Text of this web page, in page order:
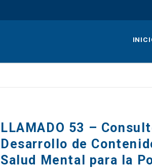
al
LLAMADO 53 –
Desarrollo de
Salud Mental para la